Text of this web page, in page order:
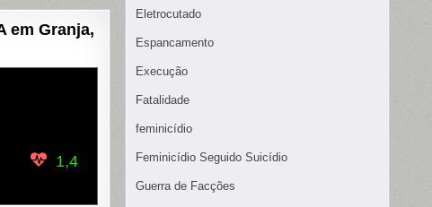
em Granja,
1,4
Eletrocutado
Espancamento
Execução
Fatalidade
feminicídio
Feminicídio Seguido Suicídio
Guerra de Facções